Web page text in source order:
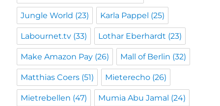
Jungle World (23) Karla Pappel (25)
Labournet.tv (33) Lothar Eberhardt (23)
Make Amazon Pay (26) Mall of Berlin (32)
Matthias Coers (51) Mieterecho (26)
Mietrebellen (47) Mumia Abu Jamal (24)